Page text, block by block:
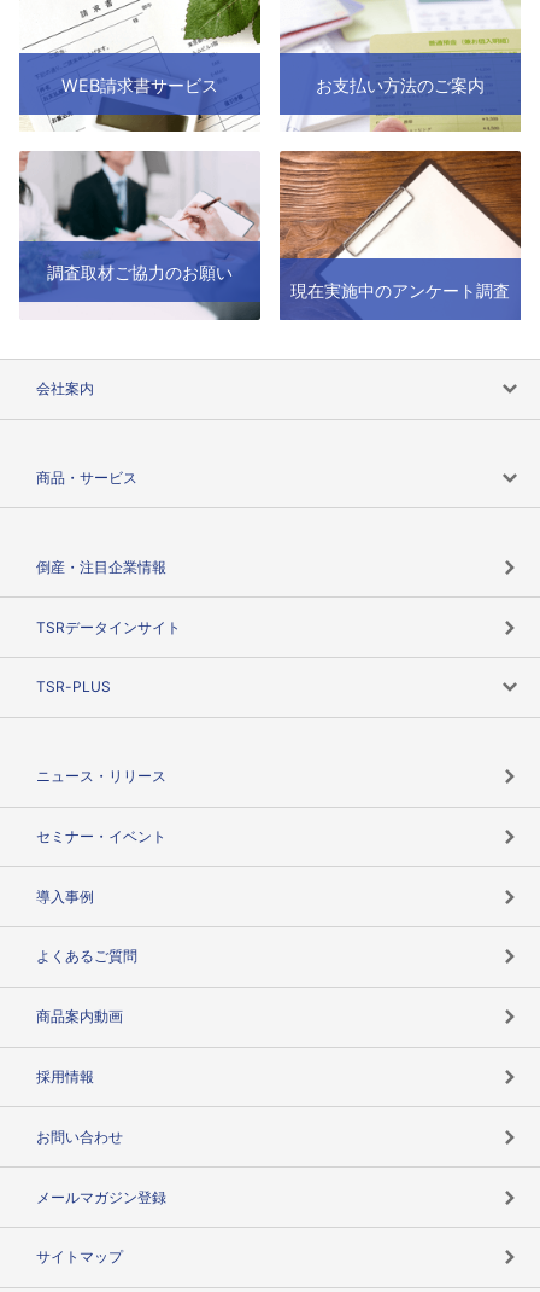
WEB請求書サービス お支払い方法のご案内
調査取材ご協力のお願い
現在実施中のアンケート調査
会社案内
商品・サービス
倒産・注目企業情報
TSRデータインサイト
TSR-PLUS
ニュース・リリース
セミナー・イベント
導入事例
よくあるご質問
商品案内動画
採用情報
お問い合わせ
メールマガジン登録
サイトマップ